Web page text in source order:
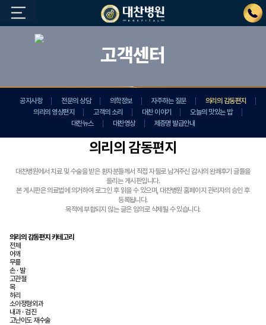
고객센터
공지사항 전문의 상담 의학정보 자주하는 질문
의리의 감동편지
의리의 영상편지
고객의 소리 대찬 이야기
오늘의 맛있는 밥
대찬뉴스
대찬영상 제증명 발급안내
의리의 감동편지
대찬병원에서 치료 및 수술을 받은 환자분들께서 직접 자필로 남겨주신 감사의 완쾌후기 글들을
올리는 게시판입니다.
본 게시판은 의료법에 의거하여 로그인 후 읽을 수 있으며, 대찬병원 홈페이지 관리자의 승인 후
등록됩니다.
목적에 부합되지 않는 글은 임의로 삭제될 수 있습니다.
의리의 감동편지 카테고리
전체
어깨
무릎
손 · 발
고관절
목
허리
소아정형외과
내과 · 검진
고난이도 재수술